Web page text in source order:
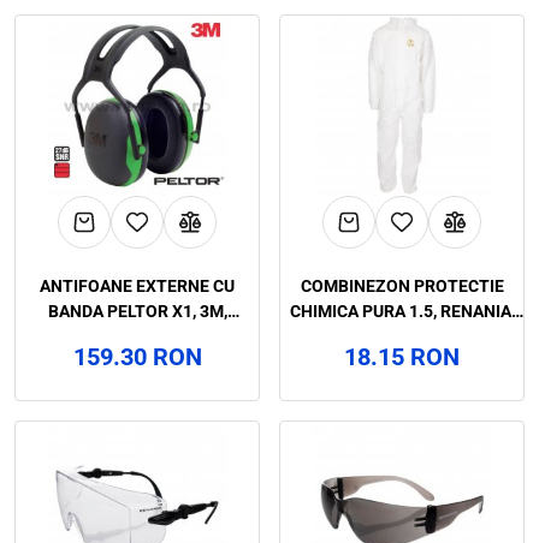
ANTIFOANE EXTERNE CU
BANDA PELTOR X1, 3M,
159.30 RON
COMBINEZON PROTECTIE
CHIMICA PURA 1.5, RENANIA,
18.15 RON